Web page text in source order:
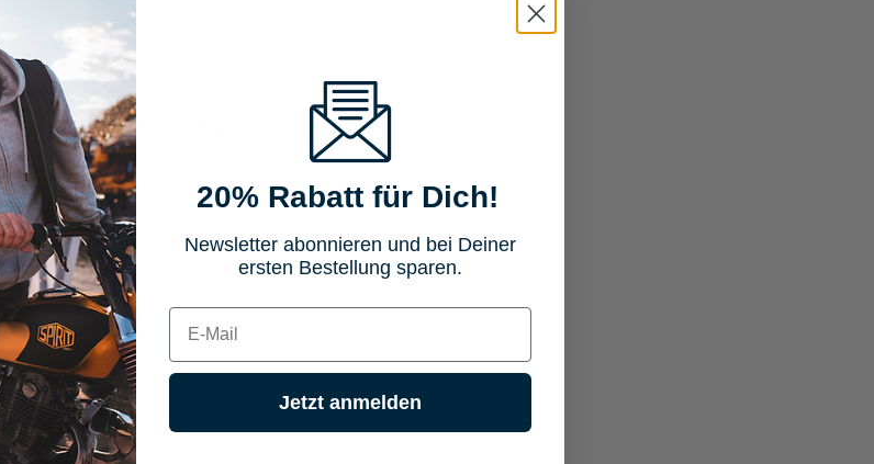
aus unserem Community Chat
20% Rabatt für Dich!
Newsletter abonnieren und bei Deiner
ersten Bestellung sparen.
E-mail
Jetzt anmelden